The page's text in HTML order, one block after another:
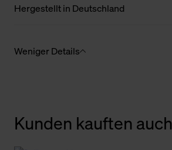
Hergestellt in Deutschland
Weniger Details
Kunden kauften auch